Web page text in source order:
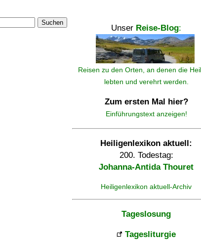
Suchen
Unser Reise-Blog:
Reisen zu den Orten, an denen die
lebten und verehrt werden.
Zum ersten Mal hier?
Einführungstext anzeigen!
Heiligenlexikon aktuell:
200. Todestag:
Johanna-Antida Thouret
Heiligenlexikon aktuell-Archiv
Tageslosung
Tagesliturgie